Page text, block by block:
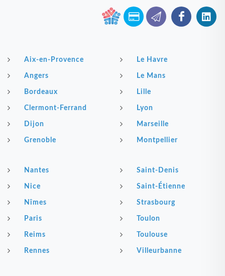
Aix-en-Provence
Angers
Bordeaux
Clermont-Ferrand
Dijon
Grenoble
Le Havre
Le Mans
Lille
Lyon
Marseille
Montpellier
Nantes
Nice
Nîmes
Paris
Reims
Rennes
Saint-Denis
Saint-Étienne
Strasbourg
Toulon
Toulouse
Villeurbanne